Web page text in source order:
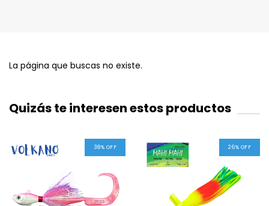
La página que buscas no existe.
Quizás te interesen estos productos
38% OFF 26% OFF